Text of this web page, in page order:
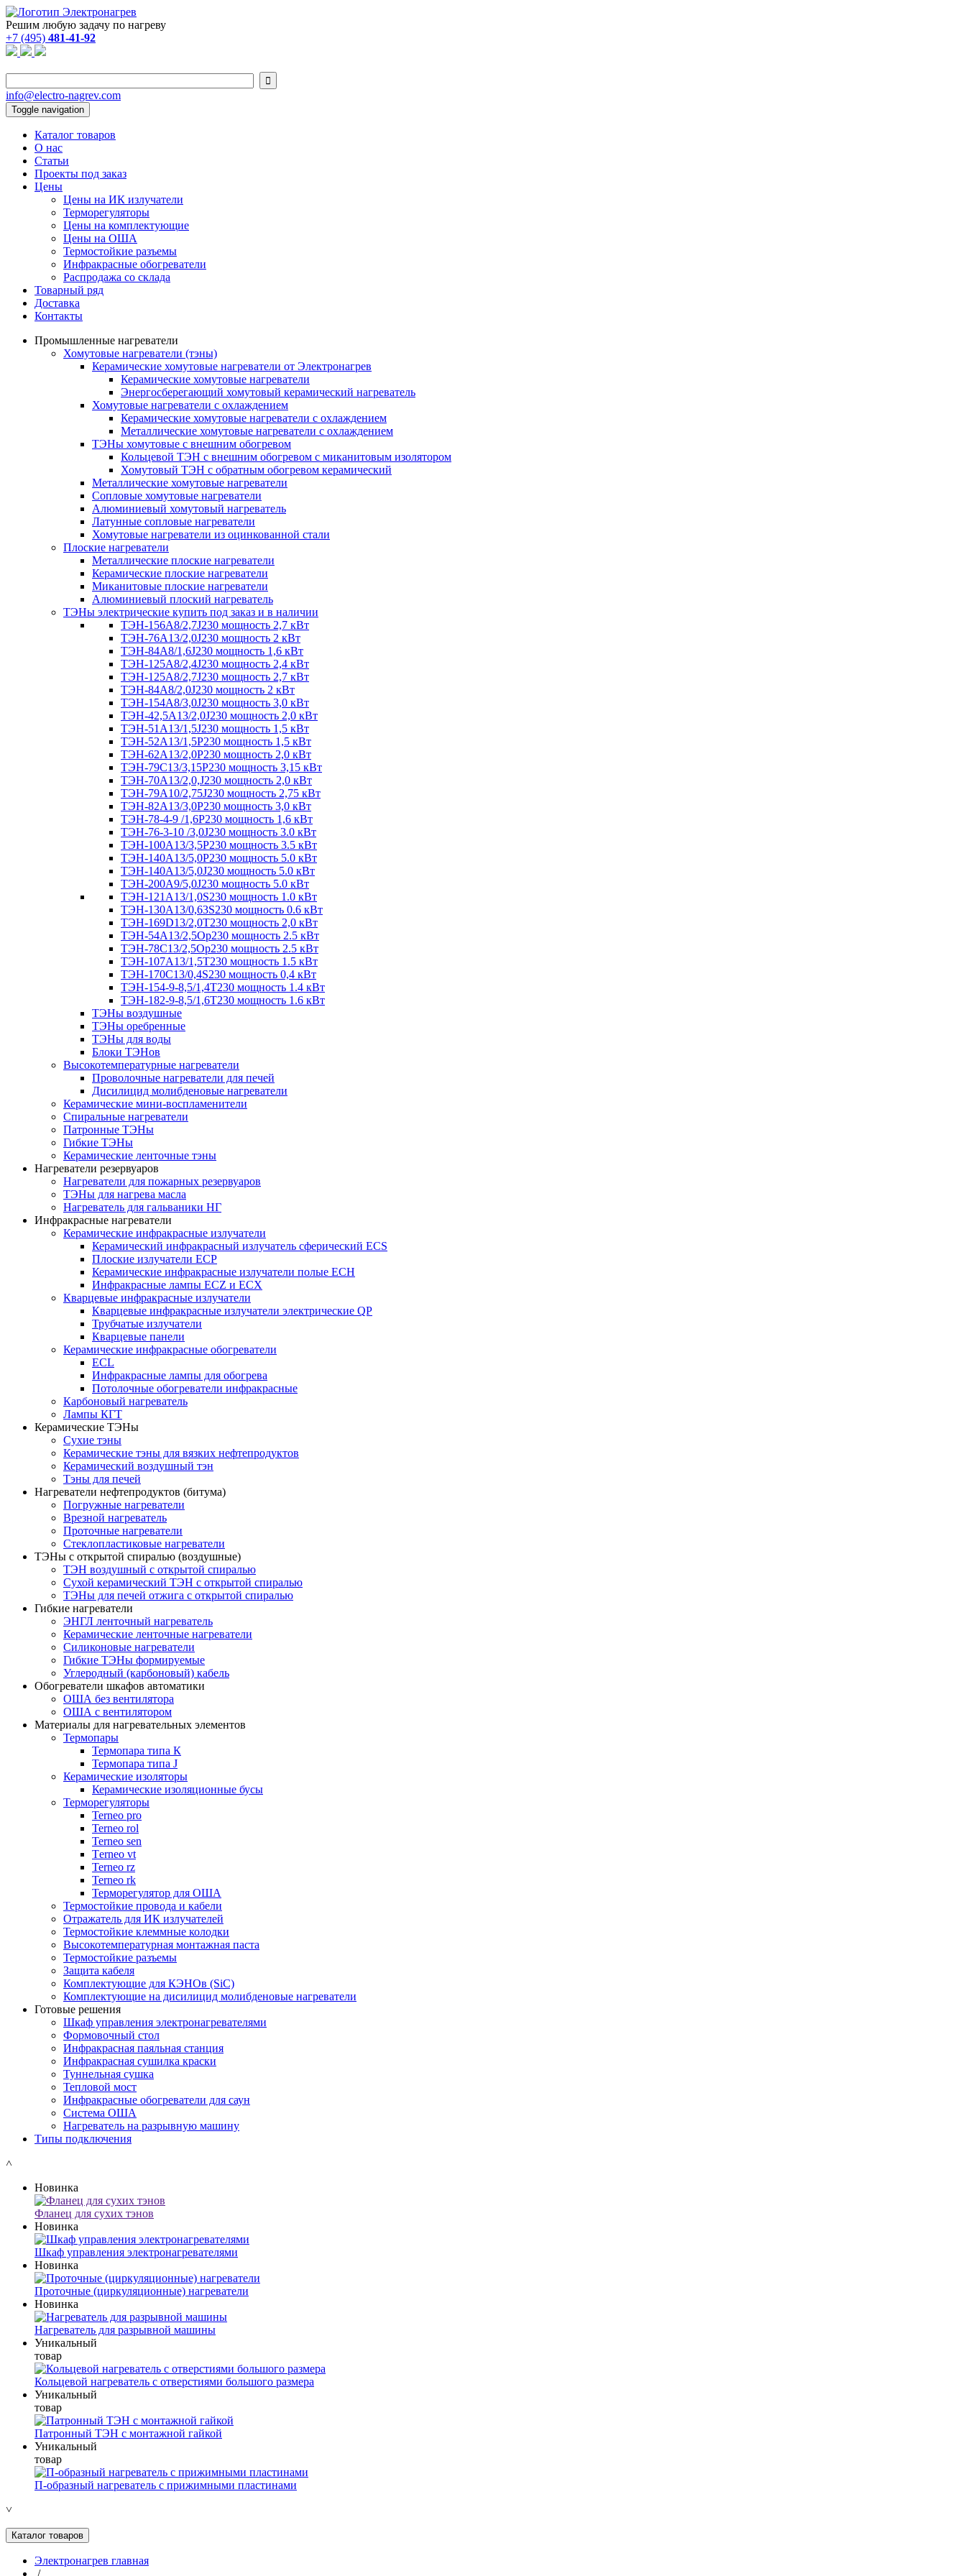
Решим любую задачу по нагреву
+7 (495) 481-41-92

info@electro-nagrev.com
Toggle navigation
Каталог товаров
О нас
Статьи
Проекты под заказ
Цены
Цены на ИК излучатели
Терморегуляторы
Цены на комплектующие
Цены на ОША
Термостойкие разъемы
Инфракрасные обогреватели
Распродажа со склада
Товарный ряд
Доставка
Контакты
Промышленные нагреватели
Хомутовые нагреватели (тэны)
Керамические хомутовые нагреватели от Электронагрев
Керамические хомутовые нагреватели
Энергосберегающий хомутовый керамический нагреватель
Хомутовые нагреватели с охлаждением
Керамические хомутовые нагреватели с охлаждением
Металлические хомутовые нагреватели с охлаждением
ТЭНы хомутовые с внешним обогревом
Кольцевой ТЭН с внешним обогревом с миканитовым изолятором
Хомутовый ТЭН с обратным обогревом керамический
Металлические хомутовые нагреватели
Сопловые хомутовые нагреватели
Алюминиевый хомутовый нагреватель
Латунные сопловые нагреватели
Хомутовые нагреватели из оцинкованной стали
Плоские нагреватели
Металлические плоские нагреватели
Керамические плоские нагреватели
Миканитовые плоские нагреватели
Алюминиевый плоский нагреватель
ТЭНы электрические купить под заказ и в наличии
ТЭН-156А8/2,7J230 мощность 2,7 кВт
ТЭН-76А13/2,0J230 мощность 2 кВт
ТЭН-84А8/1,6J230 мощность 1,6 кВт
ТЭН-125А8/2,4J230 мощность 2,4 кВт
ТЭН-125А8/2,7J230 мощность 2,7 кВт
ТЭН-84А8/2,0J230 мощность 2 кВт
ТЭН-154А8/3,0J230 мощность 3,0 кВт
ТЭН-42,5А13/2,0J230 мощность 2,0 кВт
ТЭН-51А13/1,5J230 мощность 1,5 кВт
ТЭН-52А13/1,5Р230 мощность 1,5 кВт
ТЭН-62А13/2,0Р230 мощность 2,0 кВт
ТЭН-79С13/3,15Р230 мощность 3,15 кВт
ТЭН-70А13/2,0,J230 мощность 2,0 кВт
ТЭН-79А10/2,75J230 мощность 2,75 кВт
ТЭН-82А13/3,0Р230 мощность 3,0 кВт
ТЭН-78-4-9 /1,6P230 мощность 1,6 кВт
ТЭН-76-3-10 /3,0J230 мощность 3.0 кВт
ТЭН-100А13/3,5Р230 мощность 3.5 кВт
ТЭН-140А13/5,0Р230 мощность 5.0 кВт
ТЭН-140А13/5,0J230 мощность 5.0 кВт
ТЭН-200А9/5,0J230 мощность 5.0 кВт
ТЭН-121А13/1,0S230 мощность 1.0 кВт
ТЭН-130А13/0,63S230 мощность 0.6 кВт
ТЭН-169D13/2,0T230 мощность 2,0 кВт
ТЭН-54А13/2,5Ор230 мощность 2.5 кВт
ТЭН-78С13/2,5Ор230 мощность 2.5 кВт
ТЭН-107А13/1,5Т230 мощность 1.5 кВт
ТЭН-170C13/0,4S230 мощность 0,4 кВт
ТЭН-154-9-8,5/1,4Т230 мощность 1.4 кВт
ТЭН-182-9-8,5/1,6Т230 мощность 1.6 кВт
ТЭНы воздушные
ТЭНы оребренные
ТЭНы для воды
Блоки ТЭНов
Высокотемпературные нагреватели
Проволочные нагреватели для печей
Дисилицид молибденовые нагреватели
Керамические мини-воспламенители
Спиральные нагреватели
Патронные ТЭНы
Гибкие ТЭНы
Керамические ленточные тэны
Нагреватели резервуаров
Нагреватели для пожарных резервуаров
ТЭНы для нагрева масла
Нагреватель для гальваники НГ
Инфракрасные нагреватели
Керамические инфракрасные излучатели
Керамический инфракрасный излучатель сферический ECS
Плоские излучатели ECP
Керамические инфракрасные излучатели полые ECH
Инфракрасные лампы ECZ и ECX
Кварцевые инфракрасные излучатели
Кварцевые инфракрасные излучатели электрические QP
Трубчатые излучатели
Кварцевые панели
Керамические инфракрасные обогреватели
ECL
Инфракрасные лампы для обогрева
Потолочные обогреватели инфракрасные
Карбоновый нагреватель
Лампы КГТ
Керамические ТЭНы
Сухие тэны
Керамические тэны для вязких нефтепродуктов
Керамический воздушный тэн
Тэны для печей
Нагреватели нефтепродуктов (битума)
Погружные нагреватели
Врезной нагреватель
Проточные нагреватели
Стеклопластиковые нагреватели
ТЭНы с открытой спиралью (воздушные)
ТЭН воздушный с открытой спиралью
Сухой керамический ТЭН с открытой спиралью
ТЭНы для печей отжига с открытой спиралью
Гибкие нагреватели
ЭНГЛ ленточный нагреватель
Керамические ленточные нагреватели
Силиконовые нагреватели
Гибкие ТЭНы формируемые
Углеродный (карбоновый) кабель
Обогреватели шкафов автоматики
ОША без вентилятора
ОША с вентилятором
Материалы для нагревательных элементов
Термопары
Термопара типа К
Термопара типа J
Керамические изоляторы
Керамические изоляционные бусы
Терморегуляторы
Terneo pro
Terneo rol
Terneo sen
Тerneo vt
Terneo rz
Terneo rk
Терморегулятор для ОША
Термостойкие провода и кабели
Отражатель для ИК излучателей
Термостойкие клеммные колодки
Высокотемпературная монтажная паста
Термостойкие разъемы
Защита кабеля
Комплектующие для КЭНОв (SiC)
Комплектующие на дисилицид молибденовые нагреватели
Готовые решения
Шкаф управления электронагревателями
Формовочный стол
Инфракрасная паяльная станция
Инфракрасная сушилка краски
Туннельная сушка
Тепловой мост
Инфракрасные обогреватели для саун
Система ОША
Нагреватель на разрывную машину
Типы подключения
˄
Новинка
Фланец для сухих тэнов
Новинка
Шкаф управления электронагревателями
Новинка
Проточные (циркуляционные) нагреватели
Новинка
Нагреватель для разрывной машины
Уникальный
товар
Кольцевой нагреватель с отверстиями большого размера
Уникальный
товар
Патронный ТЭН с монтажной гайкой
Уникальный
товар
П-образный нагреватель с прижимными пластинами
˅
Каталог товаров
Электронагрев главная
/